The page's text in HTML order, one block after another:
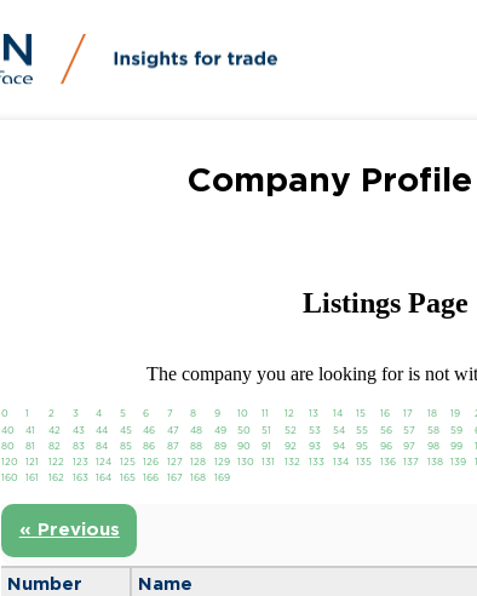
Company
Listings Page
The company you are looking for is not
0 2 3 4 5 6 7 8 9 10 12 13 14 15 16 17 18 19
40
41 42 43 44 45 46 47 48 49 50 51 52 53 54 55 56 57 58 59
80
81 82 83 84 85 86 87 88 89 90 91 92 93 94 95 96 97 98 99
120
121 122 123 124 125 126 127 128 129 130 131 132 133 134 135 136 137 138 139
160
161 162 163 164 165 166 167 168 169
« Previous
Number Name